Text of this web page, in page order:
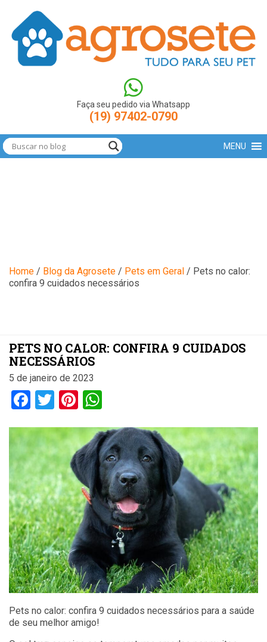
Date().getTime(),event:'gtm.js'});var
f=d.getElementsByTagName(s)[0],
j=d.createElement(s),dl=l!='dataLayer'?'&l='+l:'';j.async=true;j.src=
'https://www.googletagmanager.com/gtm.js?
id='+i+dl;f.parentNode.insertBefore(j,f); })
(window,document,'script','dataLayer','GTM-N9LBXCV');
Faça seu pedido via Whatsapp
(19) 97402-0790
MENU
Blog
Home / Blog da Agrosete / Pets em Geral / Pets no calor:
confira 9 cuidados necessários
PETS NO CALOR: CONFIRA 9 CUIDADOS
NECESSÁRIOS
5 de janeiro de 2023
Facebook
TwitterPinterest
Pets no calor: confira 9 cuidados necessários para a saúde
de seu melhor amigo!